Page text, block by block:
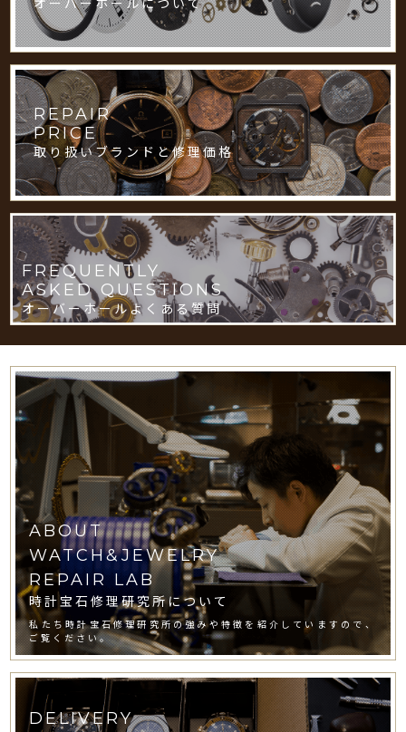
オーバーホールについて
REPAIR
PRICE
取り扱いブランドと修理価格
FREQUENTLY
ASKED QUESTIONS
オーバーホールよくある質問
ABOUT
WATCH&JEWELRY
REPAIR LAB
時計宝石修理研究所について
私たち時計宝石修理研究所の強みや特徴を紹介していますので、
ご覧ください。
DELIVERY